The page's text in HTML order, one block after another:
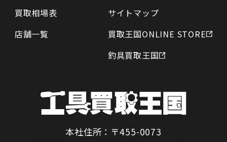
買取相場表
店舗一覧
サイトマップ
買取王国ONLINE STORE
釣具買取王国
本社住所：〒455-0073